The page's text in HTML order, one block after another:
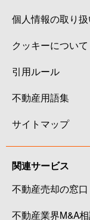
個人情報の取り扱
クッキーについて
引用ルール
不動産用語集
サイトマップ
関連サービス
不動産売却の窓口
不動産業界M&A